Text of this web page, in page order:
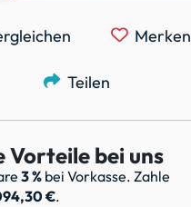
Merken
Teilen
Vorteile bei uns
3 % bei Vorkasse. Zahle
€.